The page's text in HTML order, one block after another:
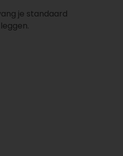
je standaard